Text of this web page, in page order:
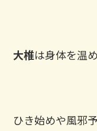
大椎は身体を温
ひき始めや風邪